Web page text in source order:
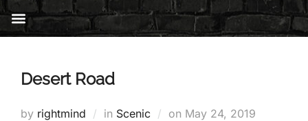
Desert Road
by rightmind in Scenic on May 24, 2019